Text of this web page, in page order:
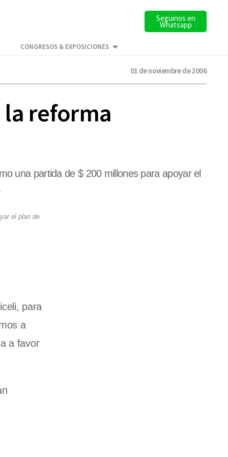
Seguinos en
Whatsapp
CONGRESOS & EXPOSICIONES
01 de noviembre de 2006
reforma
una partida de $ 200 millones para apoyar el
el plan de
para
a
a favor